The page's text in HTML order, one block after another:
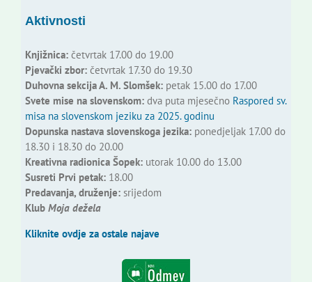
Aktivnosti
Knjižnica:četvrtak 17.00 do 19.00
Pjevački zbor:četvrtak 17.30 do 19.30
Duhovna sekcija A. M. Slomšek:petak 15.00 do 17.00
Svete mise na slovenskom:dva puta mjesečno Raspored sv.
misa na slovenskom jeziku za 2025. godinu
Dopunska nastava slovenskoga jezika:ponedjeljak 17.00 do
18.30 i 18.30 do 20.00
Kreativna radionica Šopek:utorak 10.00 do 13.00
Susreti Prvi petak:18.00
Predavanja, druženje:srijedom
Klub Moja dežela
Kliknite ovdje za ostale najave